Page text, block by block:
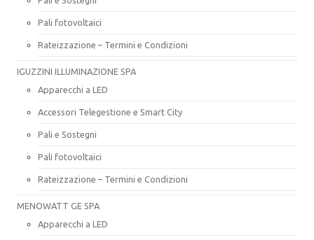
Pali fotovoltaici
Rateizzazione – Termini e Condizioni
IGUZZINI ILLUMINAZIONE SPA
Apparecchi a LED
Accessori Telegestione e Smart City
Pali e Sostegni
Pali fotovoltaici
Rateizzazione – Termini e Condizioni
MENOWATT GE SPA
Apparecchi a LED